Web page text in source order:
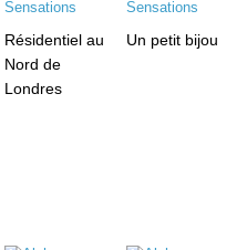
Résidentiel au
Nord de
Londres
Un petit bijou